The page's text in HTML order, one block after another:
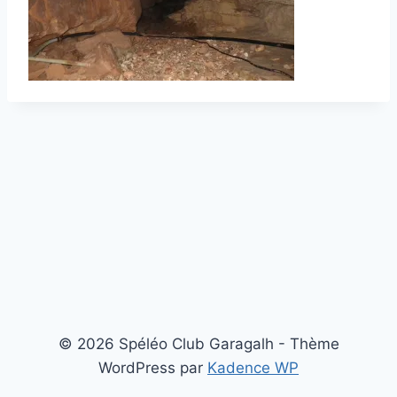
© 2026 Spéléo Club Garagalh - Thème
WordPress par Kadence WP